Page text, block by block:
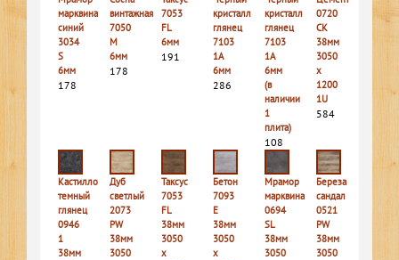
марквина
синий
3034
S
6мм
178
винтажная
7050
M
6мм
178
7053
FL
6мм
191
кристалл
глянец
7103
1A
6мм
286
кристалл
глянец
7103
1A
6мм
(в
наличии
1
плита)
108
0720
CK
38мм
3050
х
1200
1U
584
Кастилло
темный
глянец
0946
1
38мм
Дуб
светлый
2073
PW
38мм
3050
Таксус
7053
FL
38мм
3050
х
Бетон
7093
E
38мм
3050
х
Мрамор
марквина
0694
SL
38мм
3050
Береза
сандал
0521
PW
38мм
3050